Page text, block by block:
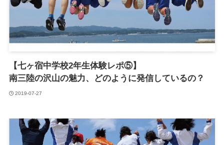
【七ヶ宿中学校2年生体験レポ⑤】
南三陸の沢山の魅力、どのように発信しているの？
2019-07-27